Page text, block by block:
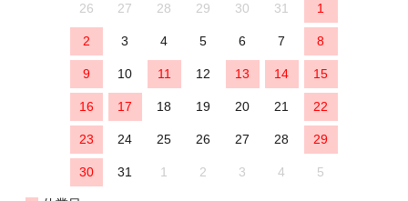
26 27 28 29 30 31 1
2 3 4 5 6 7 8
9 10 11 12 13 14 15
16 17 18 19 20 21 22
23 24 25 26 27 28 29
30 31 1 2 3 4 5